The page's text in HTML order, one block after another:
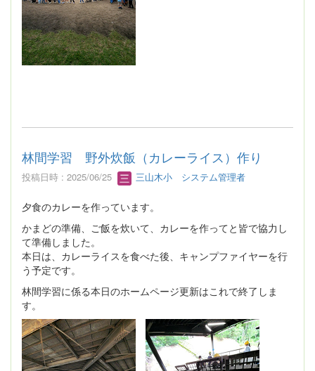
林間学習 野外炊飯（カレーライス）作り
投稿日時 : 2025/06/25 三山木小 システム管理者
夕食のカレーを作っています。
かまどの準備、ご飯を炊いて、カレーを作ってと皆で協力し
て準備しました。
本日は、カレーライスを食べた後、キャンプファイヤーを行
う予定です。
林間学習に係る本日のホームページ更新はこれで終了しま
す。